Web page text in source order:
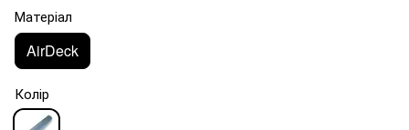
Матеріал
AirDeck
Колір